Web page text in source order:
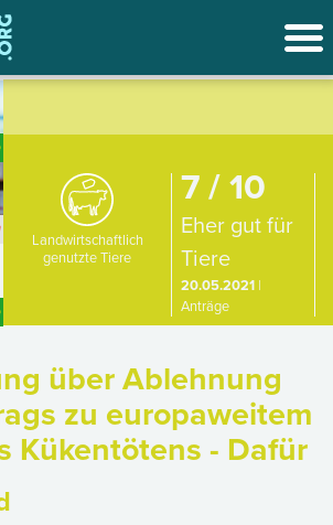
Landwirtschaftlich
genutzte Tiere
7 / 10
Eher gut für
Tiere
20.05.2021 |
Anträge
über Ablehnung
zu europaweitem
Kükentötens - Dafür